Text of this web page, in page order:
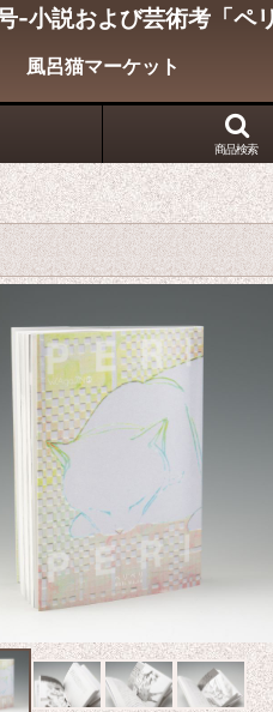
-小説および芸術考「ペ
風呂猫マーケット
商品検索